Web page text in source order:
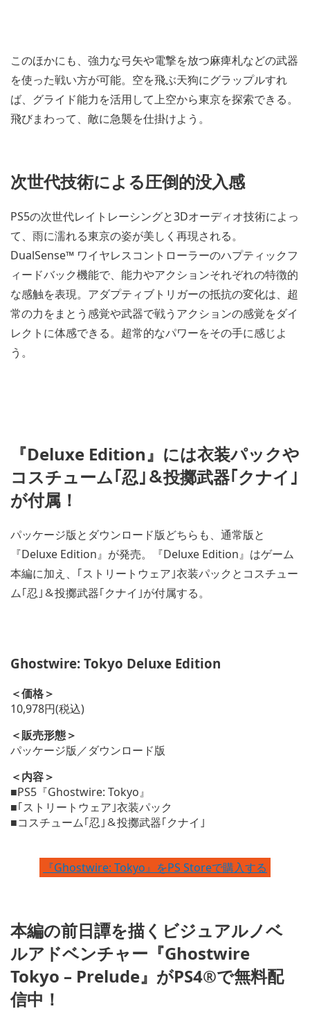
このほかにも、強力な弓矢や電撃を放つ麻痺札などの武器
を使った戦い方が可能。空を飛ぶ天狗にグラップルすれ
ば、グライド能力を活用して上空から東京を探索できる。
飛びまわって、敵に急襲を仕掛けよう。
次世代技術による圧倒的没入感
PS5の次世代レイトレーシングと3Dオーディオ技術によっ
て、雨に濡れる東京の姿が美しく再現される。
DualSense™ ワイヤレスコントローラーのハプティックフ
ィードバック機能で、能力やアクションそれぞれの特徴的
な感触を表現。アダプティブトリガーの抵抗の変化は、超
常の力をまとう感覚や武器で戦うアクションの感覚をダイ
レクトに体感できる。超常的なパワーをその手に感じよ
う。
『Deluxe Edition』には衣装パックや
コスチューム｢忍｣＆投擲武器｢クナイ｣
が付属！
パッケージ版とダウンロード版どちらも、通常版と
『Deluxe Edition』が発売。『Deluxe Edition』はゲーム
本編に加え、｢ストリートウェア｣衣装パックとコスチュー
ム｢忍｣＆投擲武器｢クナイ｣が付属する。
Ghostwire: Tokyo Deluxe Edition
＜価格＞
10,978円(税込)
＜販売形態＞
パッケージ版／ダウンロード版
＜内容＞
■PS5『Ghostwire: Tokyo』
■｢ストリートウェア｣衣装パック
■コスチューム｢忍｣＆投擲武器｢クナイ｣
『Ghostwire: Tokyo』をPS Storeで購入する
本編の前日譚を描くビジュアルノベ
ルアドベンチャー『Ghostwire
Tokyo – Prelude』がPS4®で無料配
信中！